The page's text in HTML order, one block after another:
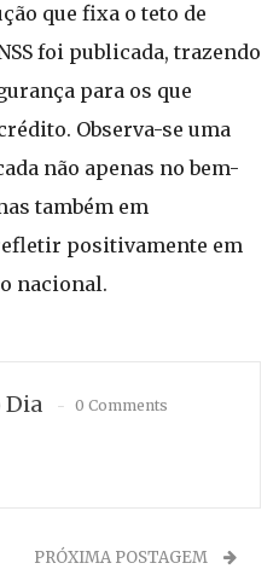
que fixa o teto de
foi publicada, trazendo
para os que
Observa-se uma
não apenas no bem-
também em
positivamente em
nacional.
Dia 0 Comments
PRÓXIMA POSTAGEM